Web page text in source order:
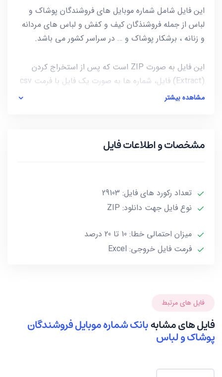
این فایل شامل شماره موبایل های فروشندگان پوشاک و
لباس از جمله فروشنذگان کیف و کفش و لباس های مردانه
و زنانه ، برشکار پوشاک و … در سراسر کشور می باشد.
این فایل به صورت ZIP است که پس از استخراج کردن
(Extract) فایل، شماره ها به صورت یک فایل با فرمت csv
شده است و در مجموع شامل29,103
این فایل فقط شامل شماره موبایل های فروشندگان پوشاک
***تمامی فایل ها ممکن است به علت واگذاری خط توسط
مشاهده بیشتر
مشخصات و اطلاعات فایل
تعداد رکورد های فایل: 29103
نوع فایل جهت دانلود: ZIP
میزان احتمالی خطا: 10 تا 20 درصد
فرمت فایل خروجی: Excel
فایل های مرتبط
فایل های مشابهبانک شماره موبایل فروشندگان
پوشاک و لباس